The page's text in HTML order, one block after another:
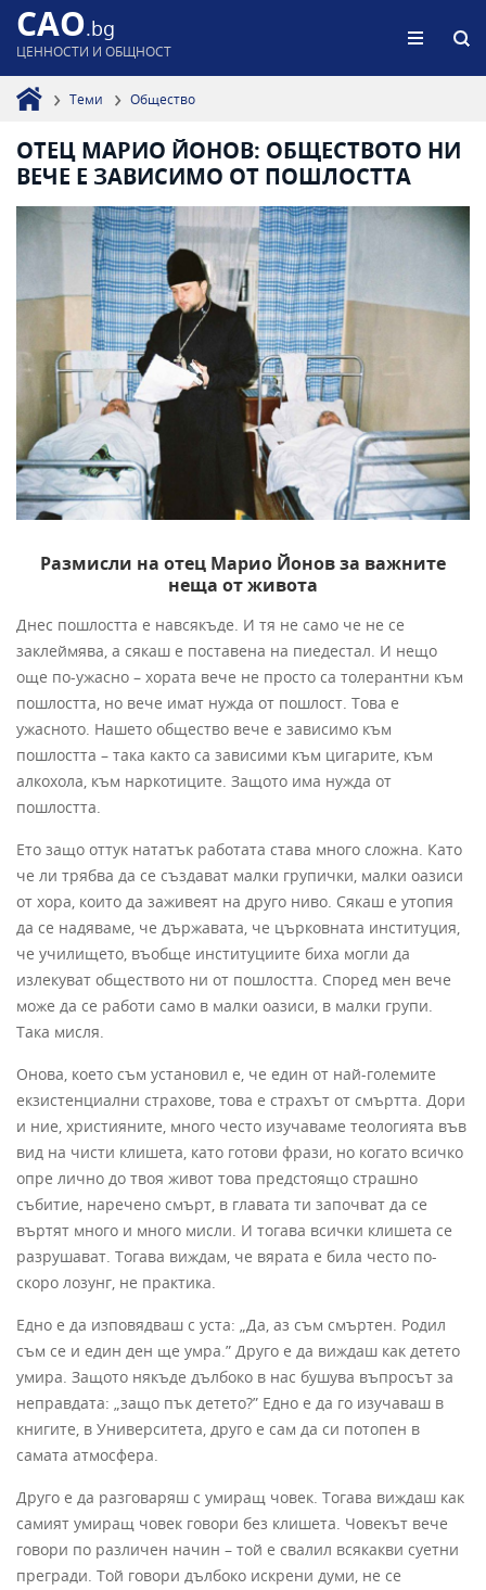
CAO.bg
ЦЕННОСТИ И ОБЩНОСТ
Теми Общество
OТЕЦ МАРИО ЙОНОВ: ОБЩЕСТВОТО НИ
ВЕЧЕ Е ЗАВИСИМО ОТ ПОШЛОСТТА
Размисли на отец Марио Йонов за важните
неща от живота
Днес пошлостта е навсякъде. И тя не само че не се
заклеймява, а сякаш е поставена на пиедестал. И нещо
още по-ужасно – хората вече не просто са толерантни към
пошлостта, но вече имат нужда от пошлост. Това е
ужасното. Нашето общество вече е зависимо към
пошлостта – така както са зависими към цигарите, към
алкохола, към наркотиците. Защото има нужда от
пошлостта.
Ето защо оттук нататък работата става много сложна. Като
че ли трябва да се създават малки групички, малки оазиси
от хора, които да заживеят на друго ниво. Сякаш е утопия
да се надяваме, че държавата, че църковната институция,
че училището, въобще институциите биха могли да
излекуват обществото ни от пошлостта. Според мен вече
може да се работи само в малки оазиси, в малки групи.
Така мисля.
Онова, което съм установил е, че един от най-големите
екзистенциални страхове, това е страхът от смъртта. Дори
и ние, християните, много често изучаваме теологията във
вид на чисти клишета, като готови фрази, но когато всичко
опре лично до твоя живот това предстоящо страшно
събитие, наречено смърт, в главата ти започват да се
въртят много и много мисли. И тогава всички клишета се
разрушават. Тогава виждам, че вярата е била често по-
скоро лозунг, не практика.
Едно е да изповядваш с уста: „Да, аз съм смъртен. Родил
съм се и един ден ще умра.” Друго е да виждаш как детето
умира. Защото някъде дълбоко в нас бушува въпросът за
неправдата: „защо пък детето?” Едно е да го изучаваш в
книгите, в Университета, друго е сам да си потопен в
самата атмосфера.
Друго е да разговаряш с умиращ човек. Тогава виждаш как
самият умиращ човек говори без клишета. Човекът вече
говори по различен начин – той е свалил всякакви суетни
прегради. Той говори дълбоко искрени думи, не се